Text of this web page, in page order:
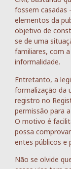
fossem casadas
elementos da
objetivo de
se de uma
familiares, com
informalidade.
Entretanto, a
formalização da
registro no
permissão para
O motivo é
possa
entes públicos e
Não se olvide